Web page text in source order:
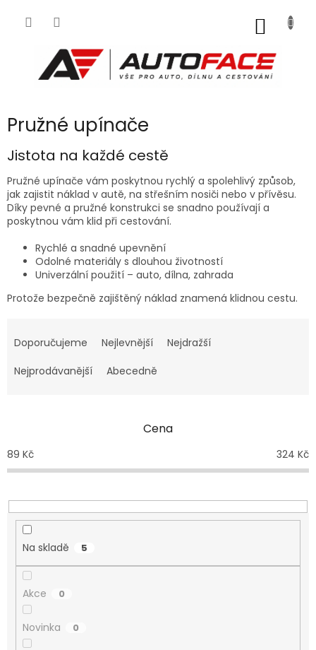
Pružné upínače
Jistota na každé cestě
Pružné upínače vám poskytnou rychlý a spolehlivý způsob,
jak zajistit náklad v autě, na střešním nosiči nebo v přívěsu.
Díky pevné a pružné konstrukci se snadno používají a
poskytnou vám klid při cestování.
Rychlé a snadné upevnění
Odolné materiály s dlouhou životností
Univerzální použití – auto, dílna, zahrada
Protože bezpečně zajištěný náklad znamená klidnou cestu.
a
e
o
d
k
t
Doporučujeme Nejlevnější
Nejdražší
Nejprodávanější
Abecedně
Cena
89 Kč 324 Kč
Na skladě 5
Akce 0
Novinka 0